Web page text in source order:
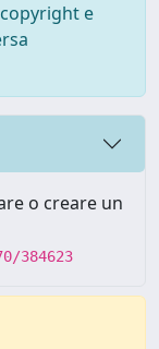
e
o creare un
384623